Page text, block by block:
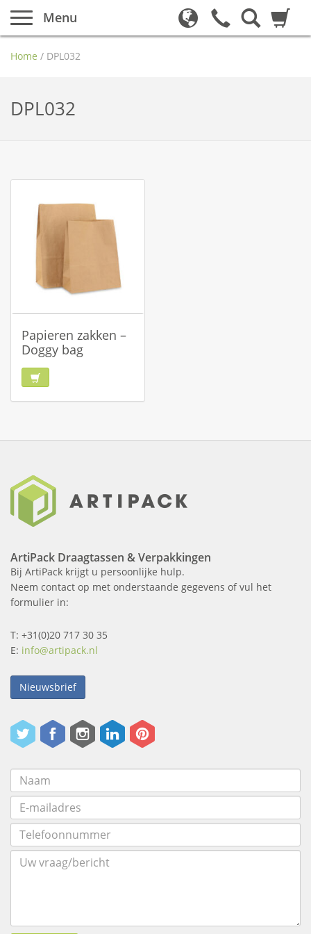
Menu
Home / DPL032
DPL032
Papieren zakken –
Doggy bag
ArtiPack Draagtassen & Verpakkingen
Bij ArtiPack krijgt u persoonlijke hulp.
Neem contact op met onderstaande gegevens of vul het
formulier in:
T: +31(0)20 717 30 35
E: info@artipack.nl
Nieuwsbrief